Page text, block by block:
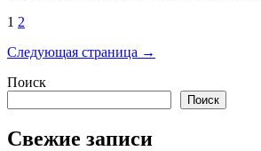
Пагинация
записей
1 2
Следующая страница →
Поиск
Поиск
Свежие записи